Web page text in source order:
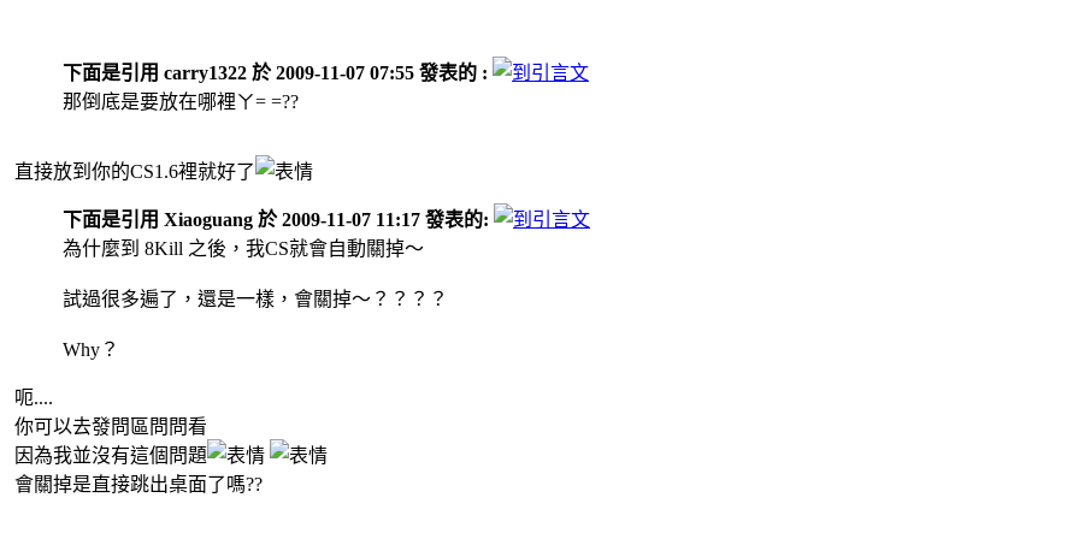
下面是引用 carry1322 於 2009-11-07 07:55 發表的 :
那倒底是要放在哪裡ㄚ= =??
直接放到你的CS1.6裡就好了
下面是引用 Xiaoguang 於 2009-11-07 11:17 發表的:
為什麼到 8Kill 之後，我CS就會自動關掉～
試過很多遍了，還是一樣，會關掉～？？？？
Why？
呃....
你可以去發問區問問看
因為我並沒有這個問題
會關掉是直接跳出桌面了嗎??